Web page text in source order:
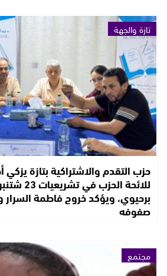
تازة والجهة
حزب التقدم والاشتراكية بتازة يزكي
للائحة
برحيوي، ويؤكد خروج فاطمة السرار
صفوفه
مجتمع